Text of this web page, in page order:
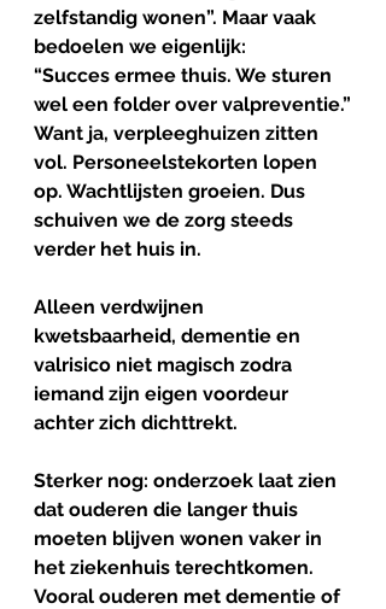
zelfstandig wonen”. Maar vaak
bedoelen we eigenlijk:
“Succes ermee thuis. We sturen
wel een folder over valpreventie.”
Want ja, verpleeghuizen zitten
vol. Personeelstekorten lopen
op. Wachtlijsten groeien. Dus
schuiven we de zorg steeds
verder het huis in.
Alleen verdwijnen
kwetsbaarheid, dementie en
valrisico niet magisch zodra
iemand zijn eigen voordeur
achter zich dichttrekt.
Sterker nog: onderzoek laat zien
dat ouderen die langer thuis
moeten blijven wonen vaker in
het ziekenhuis terechtkomen.
Vooral ouderen met dementie of